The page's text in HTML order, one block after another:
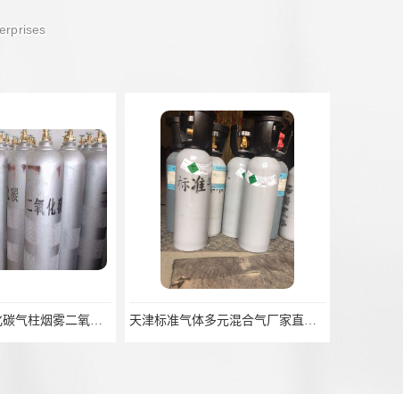
天津酒吧二氧化碳气柱烟雾二氧化碳配送 天津标准气体多元混合气厂家直销供应配送